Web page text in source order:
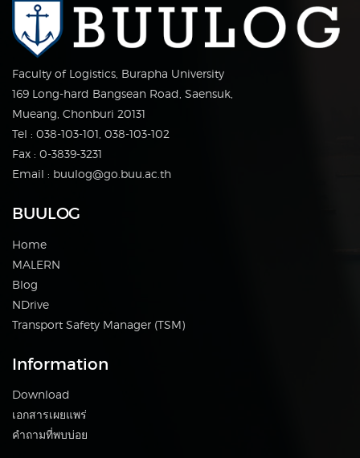
Faculty of Logistics, Burapha University
169 Long-hard Bangsean Road, Saensuk,
Mueang, Chonburi 20131
Tel : 038-103-101, 038-103-102
Fax : 0-3839-3231
Email : buulog@go.buu.ac.th
BUULOG
Home
MALERN
Blog
NDrive
Transport Safety Manager (TSM)
Information
Download
เอกสารเผยแพร่
คำถามที่พบบ่อย